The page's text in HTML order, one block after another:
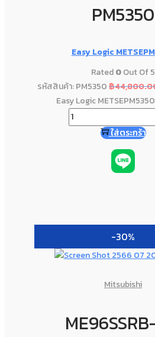
PM5350
Easy Logic
Rated0Out Of 5
รหัสสินค้า: PM5350฿
Easy Logic
ใส่ตระกร้า
-30%
Mitsubishi